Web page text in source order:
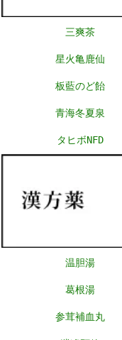
三爽茶
星火亀鹿仙
板藍のど飴
青海冬夏泉
タヒボNFD
温胆湯
葛根湯
参茸補血丸